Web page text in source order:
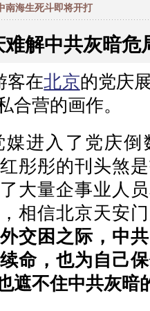
南海生死斗即将开打
解中共灰暗危
客在北京的党庆
合营的画作。
进入了党庆倒
彤彤的刊头煞
大量企事业人
相信北京天安
交困之际，中
命，也为自己
遮不住中共灰暗